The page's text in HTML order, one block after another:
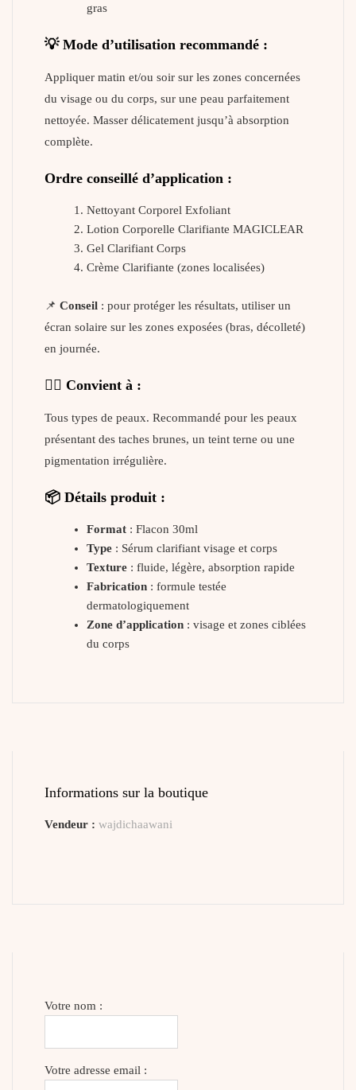
gras
💡 Mode d’utilisation recommandé :
Appliquer matin et/ou soir sur les zones concernées
du visage ou du corps, sur une peau parfaitement
nettoyée. Masser délicatement jusqu’à absorption
complète.
Ordre conseillé d’application :
Nettoyant Corporel Exfoliant
Lotion Corporelle Clarifiante MAGICLEAR
Gel Clarifiant Corps
Crème Clarifiante (zones localisées)
📌 Conseil : pour protéger les résultats, utiliser un
écran solaire sur les zones exposées (bras, décolleté)
en journée.
👩‍⚕️ Convient à :
Tous types de peaux. Recommandé pour les peaux
présentant des taches brunes, un teint terne ou une
pigmentation irrégulière.
📦 Détails produit :
Format : Flacon 30ml
Type : Sérum clarifiant visage et corps
Texture : fluide, légère, absorption rapide
Fabrication : formule testée
dermatologiquement
Zone d’application : visage et zones ciblées
du corps
Informations sur la boutique
Vendeur : wajdichaawani
Votre nom :
Votre adresse email :